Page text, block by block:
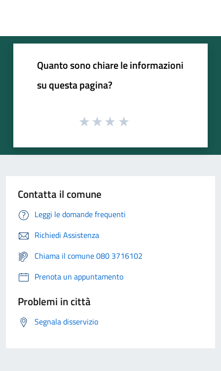
Quanto sono chiare le informazioni
su questa pagina?
Contatta il comune
Leggi le domande frequenti
Richiedi Assistenza
Chiama il comune 080 3716102
Prenota un appuntamento
Problemi in città
Segnala disservizio